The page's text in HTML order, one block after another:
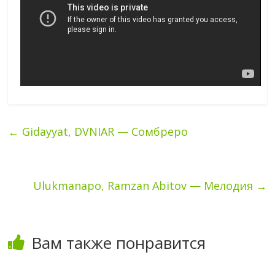
← Gidayyat, DVNIAR — Сомбреро
Ulukmanapo, Ramzan Abitov — Мелодия →
Вам также понравится